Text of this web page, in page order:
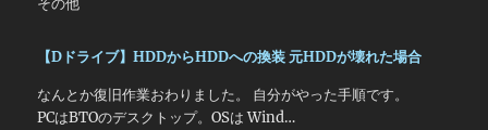
【Dドライブ】HDDからHDDへの換装 元HDDが壊れた場合
なんとか復旧作業おわりました。 自分がやった手順です。
PCはBTOのデスクトップ。OSは Wind…